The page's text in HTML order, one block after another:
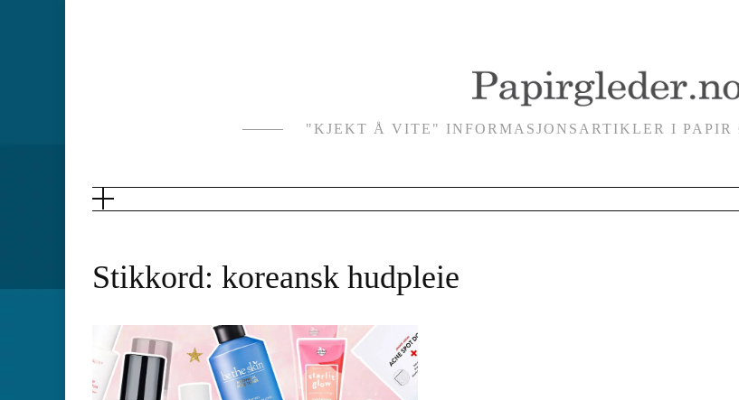
"KJEKT Å VITE" INFORMASJONSARTIKLER I PAPIR
Stikkord: koreansk hudpleie